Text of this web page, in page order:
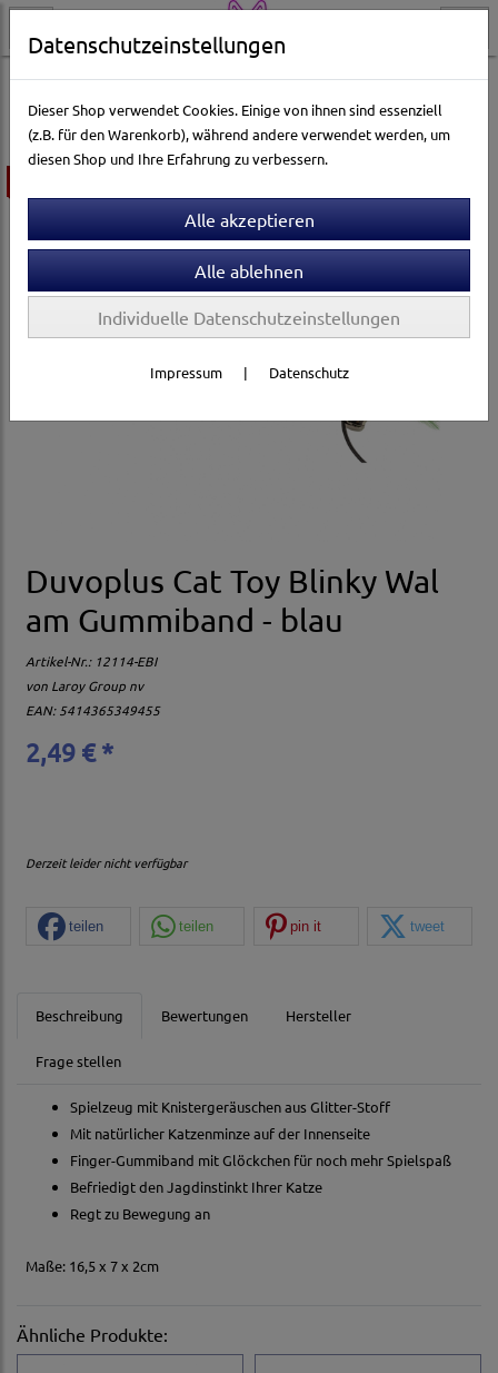
Katzenwelt Katzenspielzeug Catnip- & Baldrian-Spielzeug
Duvoplus Cat Toy Blinky Wal
am Gummiband - blau
Artikel-Nr.: 12114-EBI
von Laroy Group nv
EAN: 5414365349455
2,49 € *
Derzeit leider nicht verfügbar
teilen teilen pin it tweet
Beschreibung Bewertungen Hersteller
Frage stellen
Spielzeug mit Knistergeräuschen aus Glitter-Stoff
Mit natürlicher Katzenminze auf der Innenseite
Finger-Gummiband mit Glöckchen für noch mehr Spielspaß
Befriedigt den Jagdinstinkt Ihrer Katze
Regt zu Bewegung an
Maße: 16,5 x 7 x 2cm
Ähnliche Produkte:
Datenschutzeinstellungen
Dieser Shop verwendet Cookies. Einige von ihnen sind essenziell
(z.B. für den Warenkorb), während andere verwendet werden, um
diesen Shop und Ihre Erfahrung zu verbessern.
Individuelle Datenschutzeinstellungen
Impressum | Datenschutz